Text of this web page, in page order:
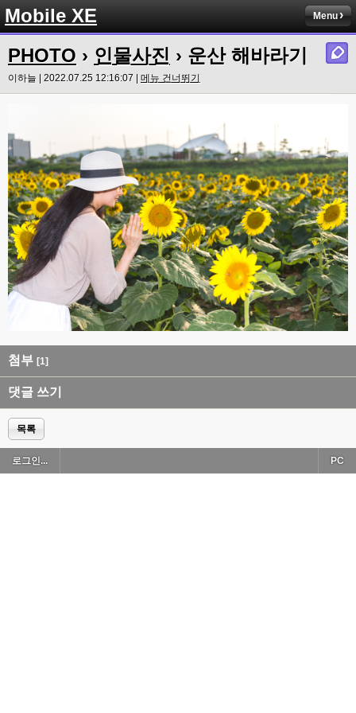
Mobile XE Menu
PHOTO › 인물사진 › 운산 해바라기
이하늘 | 2022.07.25 12:16:07 | 메뉴 건너뛰기
첨부 [1]
댓글 쓰기
목록
로그인... PC